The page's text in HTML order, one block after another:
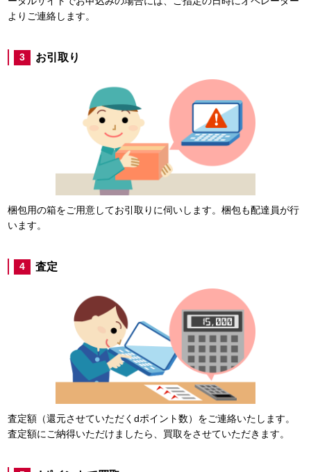
よりご連絡します。
3 お引取り
梱包用の箱をご用意してお引取りに伺いします。梱包も配達員が行
います。
4 査定
査定額（還元させていただくdポイント数）をご連絡いたします。
査定額にご納得いただけましたら、買取をさせていただきます。